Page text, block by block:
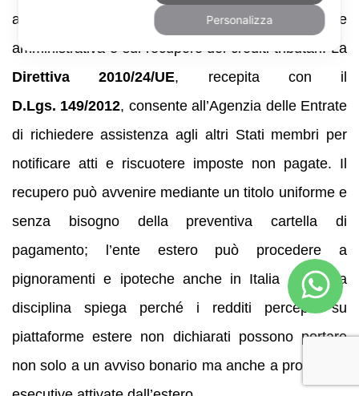
accordi internazionali sulla cooperazione
amministrativa e sul recupero dei crediti tributari. La
Direttiva 2010/24/UE, recepita con il
D.Lgs. 149/2012, consente all’Agenzia delle Entrate
di richiedere assistenza agli altri Stati membri per
notificare atti e riscuotere imposte non pagate. Il
recupero può avvenire mediante un titolo uniforme e
senza bisogno della preventiva cartella di
pagamento; l’ente estero può procedere a
pignoramenti e ipoteche anche in Italia . Questa
disciplina spiega perché i redditi percepiti su
piattaforme estere non dichiarati possono portare
non solo a un avviso bonario ma anche a procedure
Personalizza